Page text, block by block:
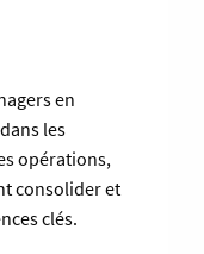
en
les
opérations,
consolider et
clés.